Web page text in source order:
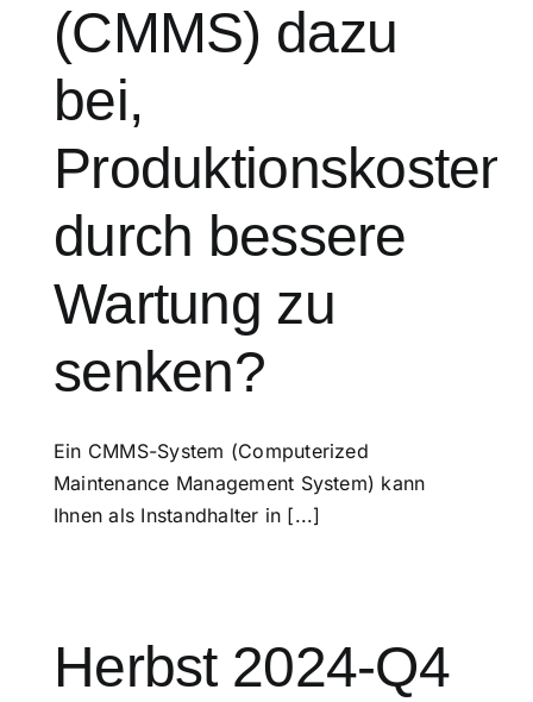
(CMMS) dazu
bei,
Produktionskosten
durch bessere
Wartung zu
senken?
Ein CMMS-System (Computerized
Maintenance Management System) kann
Ihnen als Instandhalter in [...]
Herbst 2024-Q4